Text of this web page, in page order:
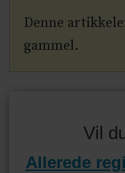
Denne
gammel.
Vil
Allerede